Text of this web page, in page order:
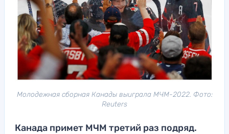
Молодежная сборная Канады выиграла МЧМ-2022. Фото:
Reuters
Канада примет МЧМ третий раз подряд.